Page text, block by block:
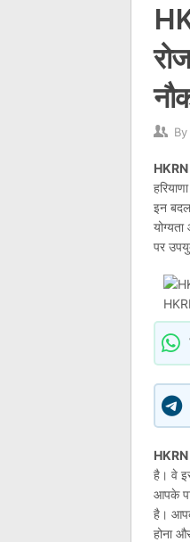
By
HKRN
इन
पर
है। वे
आपके
है।
होना